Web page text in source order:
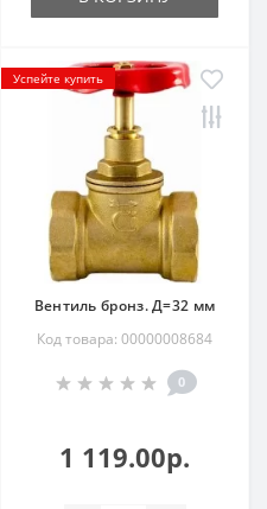
Успейте купить
Вентиль бронз. Д=32 мм
Код товара: 00000008684
0
1 119.00р.